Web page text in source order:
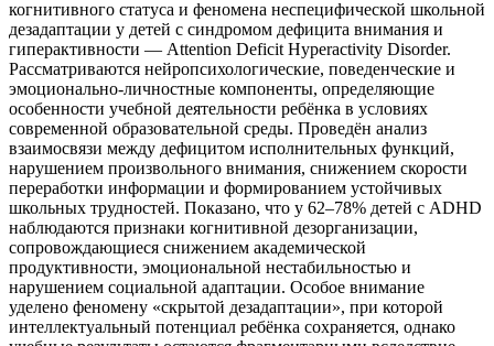
когнитивного статуса и феномена неспецифической школьной
дезадаптации у детей с синдромом дефицита внимания и
гиперактивности — Attention Deficit Hyperactivity Disorder.
Рассматриваются нейропсихологические, поведенческие и
эмоционально-личностные компоненты, определяющие
особенности учебной деятельности ребёнка в условиях
современной образовательной среды. Проведён анализ
взаимосвязи между дефицитом исполнительных функций,
нарушением произвольного внимания, снижением скорости
переработки информации и формированием устойчивых
школьных трудностей. Показано, что у 62–78% детей с ADHD
наблюдаются признаки когнитивной дезорганизации,
сопровождающиеся снижением академической
продуктивности, эмоциональной нестабильностью и
нарушением социальной адаптации. Особое внимание
уделено феномену «скрытой дезадаптации», при которой
интеллектуальный потенциал ребёнка сохраняется, однако